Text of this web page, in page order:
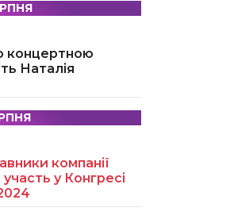
концертною
Наталія
компанії
у Конгресі